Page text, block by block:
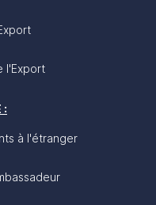
l'Export
:
à l'étranger